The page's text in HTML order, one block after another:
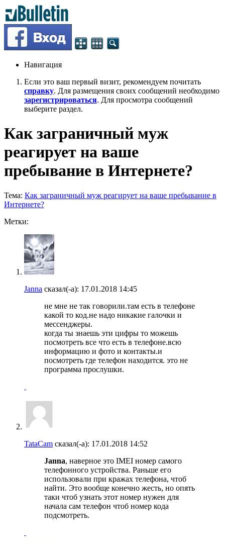
Навигация
Если это ваш первый визит, рекомендуем почитать
справку. Для размещения своих сообщений необходимо
зарегистрироваться. Для просмотра сообщений
выберите раздел.
Как заграничный муж
реагирует на ваше
пребывание в Интернете?
Тема: Как заграничный муж реагирует на ваше пребывание в
Интернете?
Метки:
Janna сказал(-а): 17.01.2018 14:45
не мне не так говорили.там есть в телефоне
какой то код.не надо никакие галочки и
мессенджеры.
когда ты знаешь эти цифры то можешь
посмотреть все что есть в телефоне.всю
информацию и фото и контакты.и
посмотреть где телефон находится. это не
программа прослушки.
TataCam сказал(-а): 17.01.2018 14:52
Janna, наверное это IMEI номер самого
телефонного устройства. Раньше его
использовали при кражах телефона, чтоб
найти. Это вообще конечно жесть, но опять
таки чтоб узнать этот номер нужен для
начала сам телефон чтоб номер кода
подсмотреть.